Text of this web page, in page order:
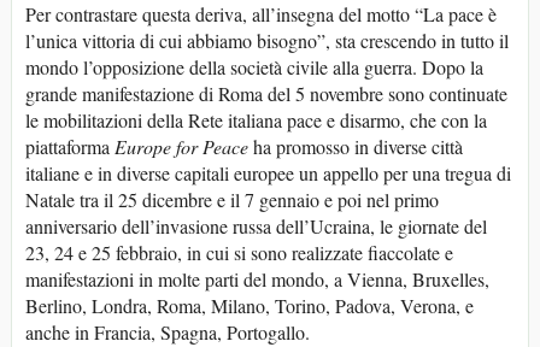
Per contrastare questa deriva, all’insegna del motto “La pace è
l’unica vittoria di cui abbiamo bisogno”, sta crescendo in tutto il
mondo l’opposizione della società civile alla guerra. Dopo la
grande manifestazione di Roma del 5 novembre sono continuate
le mobilitazioni della Rete italiana pace e disarmo, che con la
piattaformaEuropeforPeaceha promosso in diverse città
italiane e in diverse capitali europee un appello per una tregua di
Natale tra il 25 dicembre e il 7 gennaio e poi nel primo
anniversario dell’invasione russa dell’Ucraina, le giornate del
23, 24 e 25 febbraio, in cui si sono realizzate fiaccolate e
manifestazioni in molte parti del mondo, a Vienna, Bruxelles,
Berlino, Londra, Roma, Milano, Torino, Padova, Verona, e
anche in Francia, Spagna, Portogallo.